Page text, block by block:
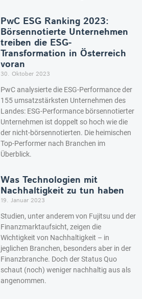
PwC ESG Ranking 2023:
Börsennotierte Unternehmen
treiben die ESG-
Transformation in Österreich
voran
30. Oktober 2023
PwC analysierte die ESG-Performance der
155 umsatzstärksten Unternehmen des
Landes: ESG-Performance börsennotierter
Unternehmen ist doppelt so hoch wie die
der nicht-börsennotierten. Die heimischen
Top-Performer nach Branchen im
Überblick.
Was Technologien mit
Nachhaltigkeit zu tun haben
19. Januar 2023
Studien, unter anderem von Fujitsu und der
Finanzmarktaufsicht, zeigen die
Wichtigkeit von Nachhaltigkeit – in
jeglichen Branchen, besonders aber in der
Finanzbranche. Doch der Status Quo
schaut (noch) weniger nachhaltig aus als
angenommen.